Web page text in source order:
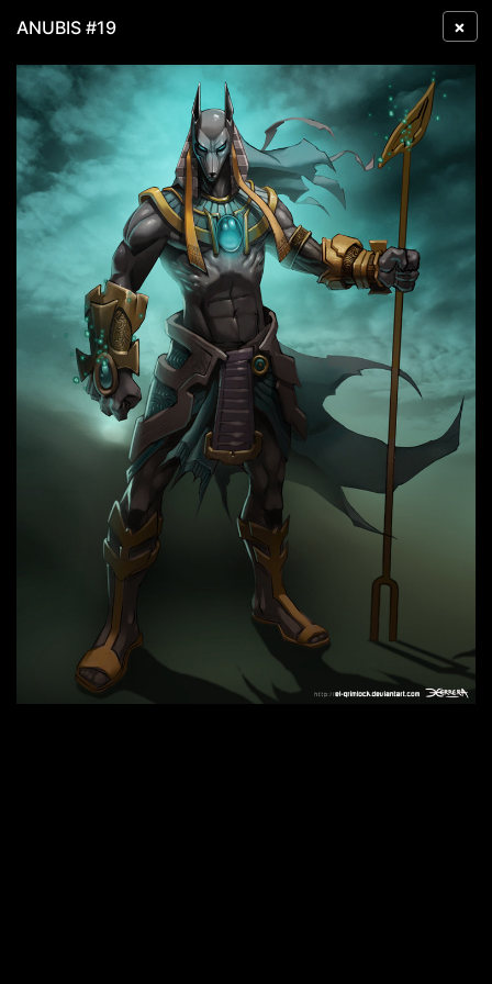
×
ANUBIS #19